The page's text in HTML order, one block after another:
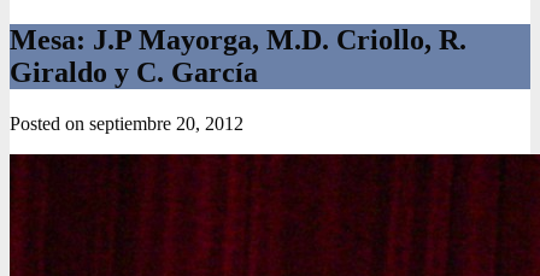
Mesa: J.P Mayorga, M.D. Criollo, R.
Giraldo y C. García
Posted on septiembre 20, 2012